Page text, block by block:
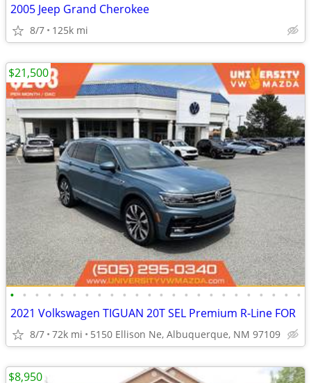
2005 Jeep Grand Cherokee
8/7 125k mi
• • • • • • • • • • • • • • • • • • • • • • • •
2021 Volkswagen TIGUAN 20T SEL Premium R-Line FOR
8/7 72k mi 5150 Ellison Ne, Albuquerque, NM 97109
$21,500
$8,950